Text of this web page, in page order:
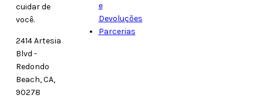
cuidar de
você.
2414 Artesia
Blvd -
Redondo
Beach, CA,
90278
e
Devoluções
Parcerias